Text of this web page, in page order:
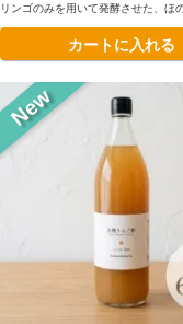
リンゴのみを用いて発酵させた、ほ
ていない、本物のリンゴ酢をガラス
楽しみください。
カートに入れる